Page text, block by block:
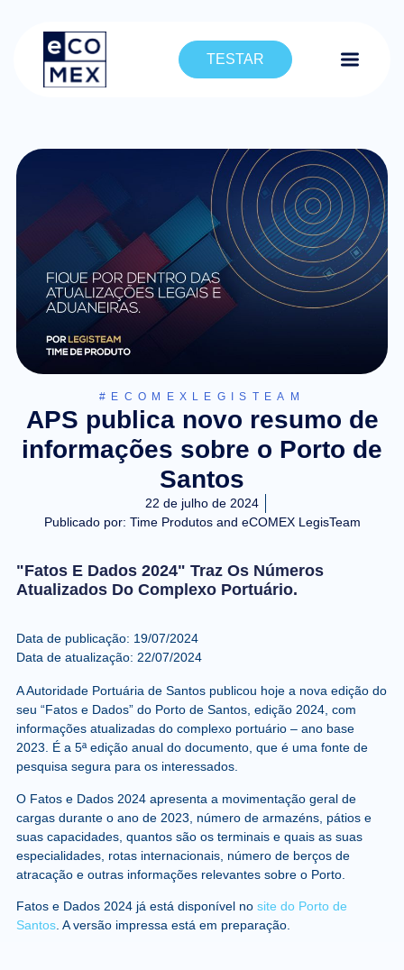
TESTAR
#ECOMEXLEGISTEAM
APS publica novo resumo de
informações sobre o Porto de
Santos
22 de julho de 2024
Publicado por: Time Produtos and eCOMEX LegisTeam
"Fatos E Dados 2024" Traz Os Números
Atualizados Do Complexo Portuário.
Data de publicação: 19/07/2024
Data de atualização: 22/07/2024
A Autoridade Portuária de Santos publicou hoje a nova edição do
seu “Fatos e Dados” do Porto de Santos, edição 2024, com
informações atualizadas do complexo portuário – ano base
2023. É a 5ª edição anual do documento, que é uma fonte de
pesquisa segura para os interessados.
O Fatos e Dados 2024 apresenta a movimentação geral de
cargas durante o ano de 2023, número de armazéns, pátios e
suas capacidades, quantos são os terminais e quais as suas
especialidades, rotas internacionais, número de berços de
atracação e outras informações relevantes sobre o Porto.
Fatos e Dados 2024 já está disponível no site do Porto de
Santos. A versão impressa está em preparação.